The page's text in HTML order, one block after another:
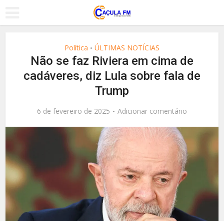
Política • ÚLTIMAS NOTÍCIAS
Não se faz Riviera em cima de
cadáveres, diz Lula sobre fala de
Trump
6 de fevereiro de 2025 Adicionar comentário